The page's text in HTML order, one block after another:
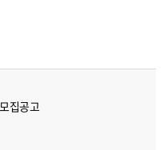
집공고